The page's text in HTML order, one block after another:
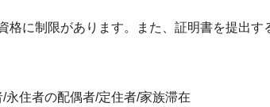
に制限があります。また、証明書を提出す
住者の配偶者/定住者/家族滞在